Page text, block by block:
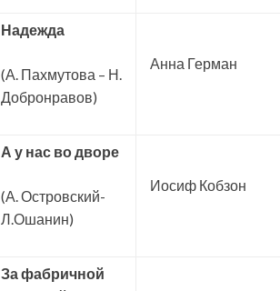
Надежда
(А. Пахмутова – Н.
Добронравов)
Анна Герман
А у нас во дворе
(А. Островский-
Л.Ошанин)
Иосиф Кобзон
За фабричной